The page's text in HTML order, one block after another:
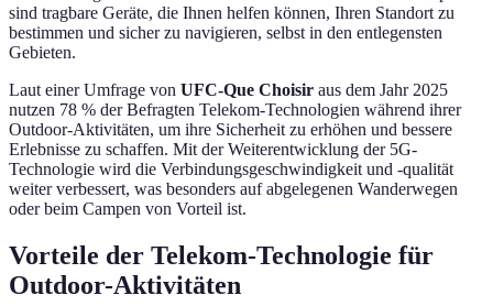
sind tragbare Geräte, die Ihnen helfen können, Ihren Standort zu
bestimmen und sicher zu navigieren, selbst in den entlegensten
Gebieten.
Laut einer Umfrage von UFC-Que Choisir aus dem Jahr 2025
nutzen 78 % der Befragten Telekom-Technologien während ihrer
Outdoor-Aktivitäten, um ihre Sicherheit zu erhöhen und bessere
Erlebnisse zu schaffen. Mit der Weiterentwicklung der 5G-
Technologie wird die Verbindungsgeschwindigkeit und -qualität
weiter verbessert, was besonders auf abgelegenen Wanderwegen
oder beim Campen von Vorteil ist.
Vorteile der Telekom-Technologie für
Outdoor-Aktivitäten